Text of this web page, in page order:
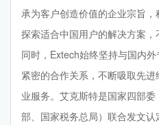
承为客户创造价值的企业宗旨
探索适合中国用户的解决方案，
同时，Extech始终坚持与国内
紧密的合作关系，不断吸取先
业服务。艾克斯特是国家四部
部、国家税务总局）联合发文